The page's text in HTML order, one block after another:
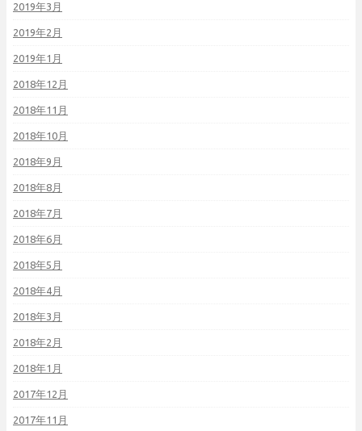
2019年3月
2019年2月
2019年1月
2018年12月
2018年11月
2018年10月
2018年9月
2018年8月
2018年7月
2018年6月
2018年5月
2018年4月
2018年3月
2018年2月
2018年1月
2017年12月
2017年11月